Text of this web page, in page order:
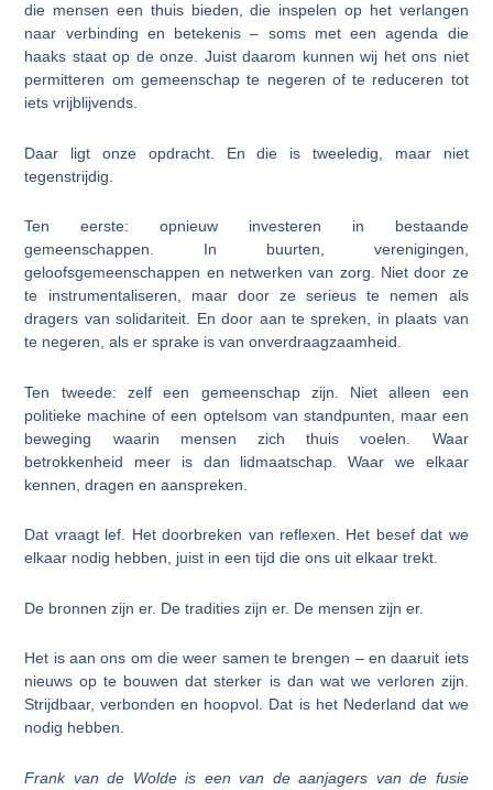
die mensen een thuis bieden, die inspelen op het verlangen
naar verbinding en betekenis – soms met een agenda die
haaks staat op de onze. Juist daarom kunnen wij het ons niet
permitteren om gemeenschap te negeren of te reduceren tot
iets vrijblijvends.
Daar ligt onze opdracht. En die is tweeledig, maar niet
tegenstrijdig.
Ten eerste: opnieuw investeren in bestaande
gemeenschappen. In buurten, verenigingen,
geloofsgemeenschappen en netwerken van zorg. Niet door ze
te instrumentaliseren, maar door ze serieus te nemen als
dragers van solidariteit. En door aan te spreken, in plaats van
te negeren, als er sprake is van onverdraagzaamheid.
Ten tweede: zelf een gemeenschap zijn. Niet alleen een
politieke machine of een optelsom van standpunten, maar een
beweging waarin mensen zich thuis voelen. Waar
betrokkenheid meer is dan lidmaatschap. Waar we elkaar
kennen, dragen en aanspreken.
Dat vraagt lef. Het doorbreken van reflexen. Het besef dat we
elkaar nodig hebben, juist in een tijd die ons uit elkaar trekt.
De bronnen zijn er. De tradities zijn er. De mensen zijn er.
Het is aan ons om die weer samen te brengen – en daaruit iets
nieuws op te bouwen dat sterker is dan wat we verloren zijn.
Strijdbaar, verbonden en hoopvol. Dat is het Nederland dat we
nodig hebben.
Frank van de Wolde is een van de aanjagers van de fusie